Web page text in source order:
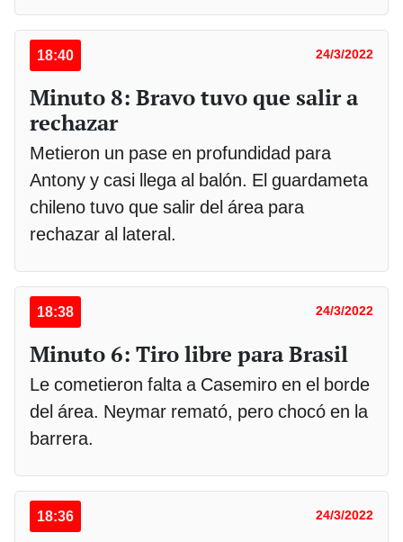
18:40 24/3/2022
Minuto 8: Bravo tuvo que salir a
rechazar
Metieron un pase en profundidad para
Antony y casi llega al balón. El guardameta
chileno tuvo que salir del área para
rechazar al lateral.
18:38 24/3/2022
Minuto 6: Tiro libre para Brasil
Le cometieron falta a Casemiro en el borde
del área. Neymar remató, pero chocó en la
barrera.
18:36 24/3/2022